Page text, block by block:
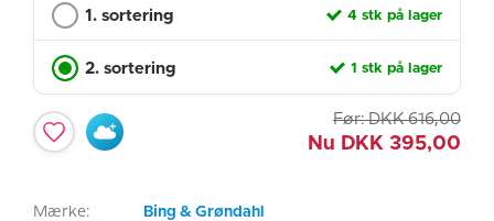
1. sortering 4 stk på lager
2. sortering 1 stk på lager
Før: DKK 616,00
Nu DKK 395,00
Mærke: Bing & Grøndahl